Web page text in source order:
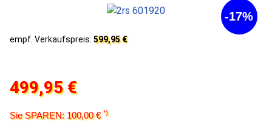
-17%
empf. Verkaufspreis: 599,95 €
499,95 €
Sie SPAREN: 100,00 €*)